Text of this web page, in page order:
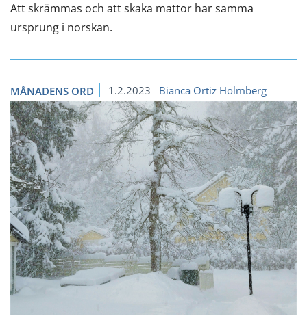
Att skrämmas och att skaka mattor har samma
ursprung i norskan.
MÅNADENS ORD 1.2.2023 Bianca Ortiz Holmberg